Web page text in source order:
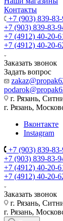
Контакты
+7 (903) 839-
+7 (903) 839-83-
+7 (4912) 40-20-
+7 (4912) 40-20-
Заказать звонок
Задать вопрос
г. Рязань,
г. Рязань,
Вконтакте
Instagram
+7 (903) 839-
+7 (903) 839-83-
+7 (4912) 40-20-
+7 (4912) 40-20-
Заказать звонок
г. Рязань,
г. Рязань,